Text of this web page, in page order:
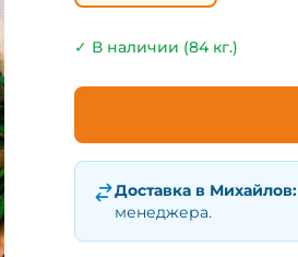
✓ В наличии (84 кг.)
Доставка в Михайлов:
менеджера.